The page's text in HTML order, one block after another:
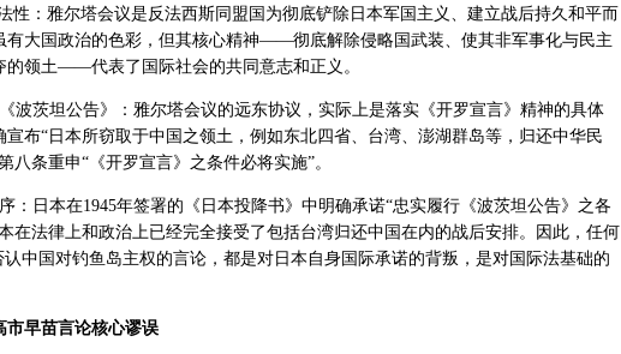
性：雅尔塔会议是反法西斯同盟国为彻底铲除日本军国主义、建立战后持久和平而
有大国政治的色彩，但其核心精神——彻底解除侵略国武装、使其非军事化与民主
的领土——代表了国际社会的共同意志和正义。
波茨坦公告》：雅尔塔会议的远东协议，实际上是落实《开罗宣言》精神的具体
布“日本所窃取于中国之领土，例如东北四省、台湾、澎湖群岛等，归还中华民
八条重申“《开罗宣言》之条件必将实施”。
：日本在1945年签署的《日本投降书》中明确承诺“忠实履行《波茨坦公告》之各
在法律上和政治上已经完全接受了包括台湾归还中国在内的战后安排。因此，任何
认中国对钓鱼岛主权的言论，都是对日本自身国际承诺的背叛，是对国际法基础的
市早苗言论核心谬误